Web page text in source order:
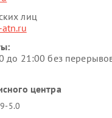
лиц
до 21:00 без
центра
5.0